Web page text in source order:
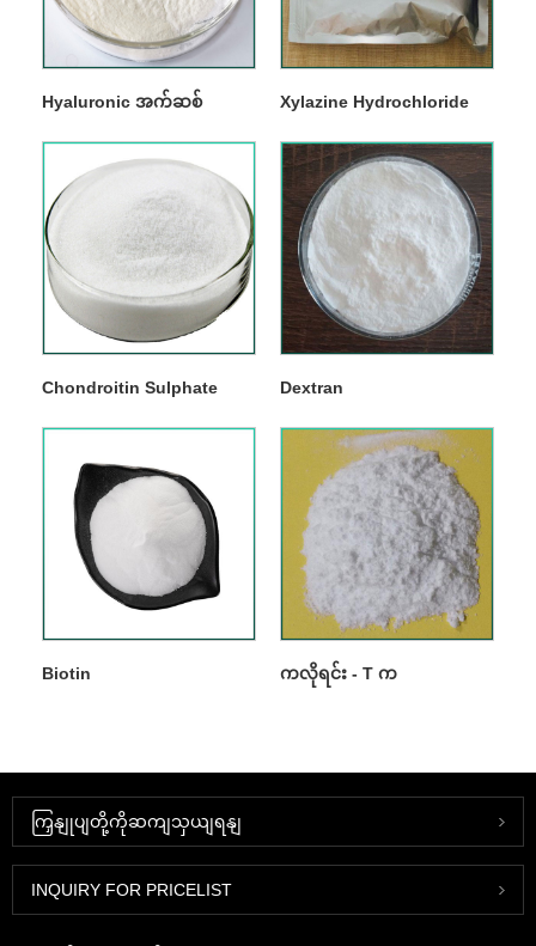
Hyaluronic အက်ဆစ် Xylazine Hydrochloride
Chondroitin Sulphate Dextran
Biotin ကလိုရင်း - T က
ကြှနျုပျတို့ကိုဆကျသှယျရနျ
INQUIRY FOR PRICELIST